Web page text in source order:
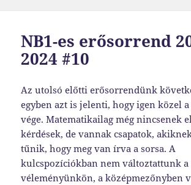
NB1-es erősorrend
2024 #10
Az utolsó előtti erősorrendünk
egyben azt is jelenti, hogy igen közel
vége. Matematikailag még nincsenek
kérdések, de vannak csapatok,
tűnik, hogy meg van írva a sorsa. A
kulcspozíciókban nem változtattunk a
véleményünkön, a középmezőnyben